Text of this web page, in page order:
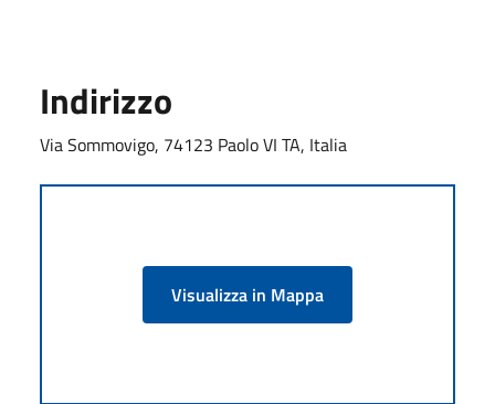
Indirizzo
Via Sommovigo, 74123 Paolo VI TA, Italia
Visualizza in Mappa